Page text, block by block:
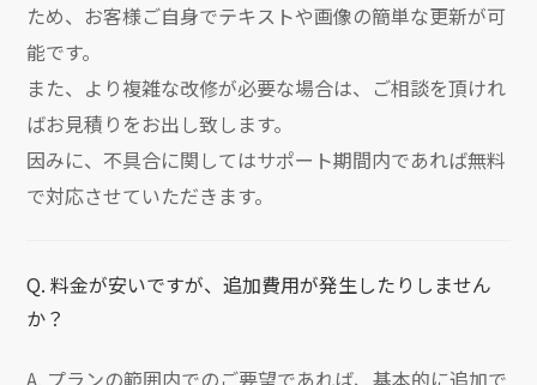
ため、お客様ご自身でテキストや画像の簡単な更新が可
能です。
また、より複雑な改修が必要な場合は、ご相談を頂けれ
ばお見積りをお出し致します。
因みに、不具合に関してはサポート期間内であれば無料
で対応させていただきます。
Q. 料金が安いですが、追加費用が発生したりしません
か？
A. プランの範囲内でのご要望であれば、基本的に追加で